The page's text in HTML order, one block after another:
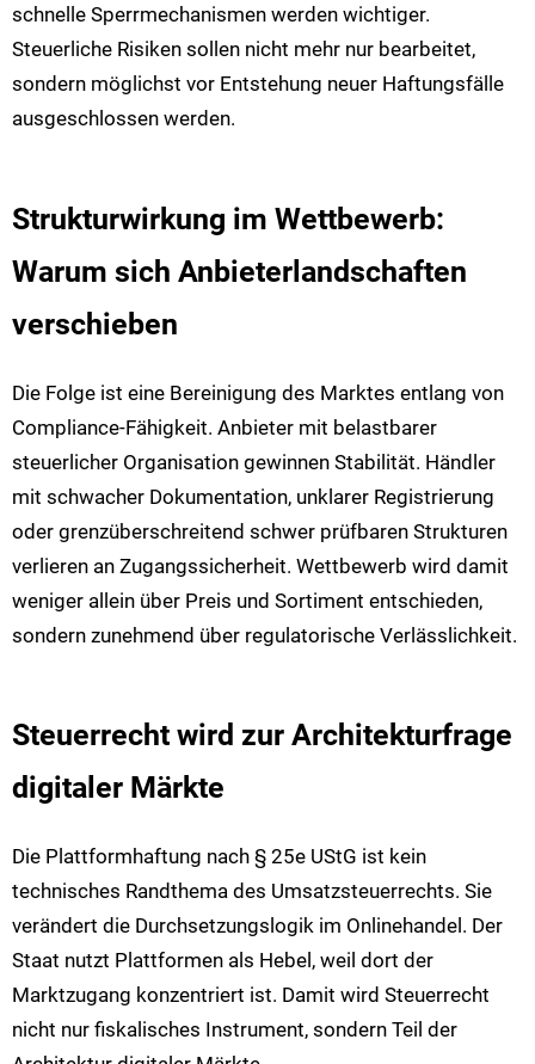
schnelle Sperrmechanismen werden wichtiger.
Steuerliche Risiken sollen nicht mehr nur bearbeitet,
sondern möglichst vor Entstehung neuer Haftungsfälle
ausgeschlossen werden.
Strukturwirkung im Wettbewerb:
Warum sich Anbieterlandschaften
verschieben
Die Folge ist eine Bereinigung des Marktes entlang von
Compliance-Fähigkeit. Anbieter mit belastbarer
steuerlicher Organisation gewinnen Stabilität. Händler
mit schwacher Dokumentation, unklarer Registrierung
oder grenzüberschreitend schwer prüfbaren Strukturen
verlieren an Zugangssicherheit. Wettbewerb wird damit
weniger allein über Preis und Sortiment entschieden,
sondern zunehmend über regulatorische Verlässlichkeit.
Steuerrecht wird zur Architekturfrage
digitaler Märkte
Die Plattformhaftung nach § 25e UStG ist kein
technisches Randthema des Umsatzsteuerrechts. Sie
verändert die Durchsetzungslogik im Onlinehandel. Der
Staat nutzt Plattformen als Hebel, weil dort der
Marktzugang konzentriert ist. Damit wird Steuerrecht
nicht nur fiskalisches Instrument, sondern Teil der